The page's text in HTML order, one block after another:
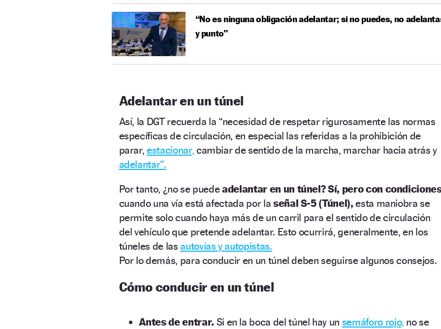
“No es ninguna obligación adelantar; si no puedes, no
y punto”
Adelantar en un túnel
Así, la DGT recuerda la “necesidad de respetar rigurosamente las normas
específicas de circulación, en especial las referidas a la prohibición de
parar,estacionar, cambiar de sentido de la marcha, marchar hacia atrás y
adelantar”.
Por tanto, ¿no se puedeadelantar en un túnel? Sí, pero con
cuando una vía está afectada por la señal S-5 (Túnel), esta maniobra se
permite solo cuando haya más de un carril para el sentido de circulación
del vehículo que pretende adelantar. Esto ocurrirá, generalmente, en los
túneles de lasautovías y autopistas.
Por lo demás, para conducir en un túnel deben seguirse algunos consejos.
Cómo conducir en un túnel
Antes de entrar. Si en la boca del túnel hay un semáforo rojo, no se